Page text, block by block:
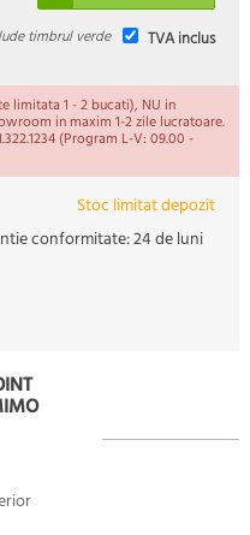
TVA inclus
timbrul verde
limitata 1 - 2 bucati), NU in
in maxim 1-2 zile lucratoare.
(Program L-V: 09.00 -
Stoc limitat depozit
conformitate:24 de luni